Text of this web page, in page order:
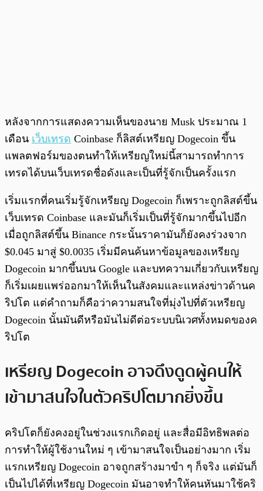
หลังจากการแสดงความเห็นของนาย Musk ประมาณ 1
เดือน เว็บเทรด Coinbase ก็ลิสต์เหรียญ Dogecoin ขึ้น
แพลตฟอร์มของตนทำให้เหรียญใหม่นี้สามารถทำการ
เทรดได้บนเว็บเทรดชื่อดังและเป็นที่รู้จักเป็นครั้งแรก
เริ่มแรกที่คนเริ่มรู้จักเหรียญ Dogecoin ก็เพราะถูกลิสต์ขึ้น
เว็บเทรด Coinbase และมันก็เริ่มเป็นที่รู้จักมากขึ้นไปอีก
เมื่อถูกลิสต์ขึ้น Binance กระนั้นราคามันก็ยังคงร่วงจาก
$0.045 มาสู่ $0.0035 เริ่มมีคนค้นหาข้อมูลของเหรียญ
Dogecoin มากขึ้นบน Google และบทความเกี่ยวกับเหรียญ
ก็เริ่มเผยแพร่ออกมาให้เห็นในสังคมและแหล่งข่าวด้านค
ริปโต แต่คำถามก็คือว่าความสนใจที่มุ่งไปที่ตัวเหรียญ
Dogecoin นั้นมันดีหรือมันไม่ดีต่อระบบนิเวศทั้งหมดของค
ริปโต
เหรียญ Dogecoin อาจดึงดูดผู้คนให้
เข้ามาสนใจในตัวคริปโตมากยิ่งขึ้น
คริปโตก็ยังคงอยู่ในช่วงแรกเกิดอยู่ และสื่อมีอิทธิพลต่อ
การทำให้ผู้ใช้งานใหม่ ๆ เข้ามาสนใจเป็นอย่างมาก เริ่ม
แรกเหรียญ Dogecoin อาจถูกสร้างมาขำ ๆ ก็จริง แต่มันก็
เป็นไปได้ที่เหรียญ Dogecoin มันอาจทำให้คนหันมาใช้คริ